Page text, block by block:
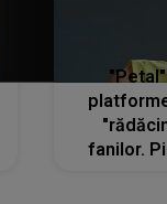
fanilor.